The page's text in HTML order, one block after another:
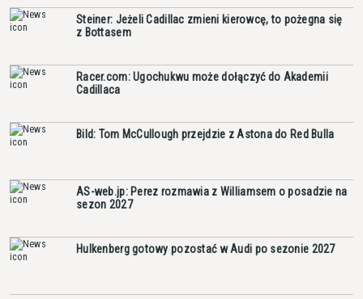
Steiner: Jeżeli Cadillac zmieni kierowcę, to pożegna się
z Bottasem
Racer.com: Ugochukwu może dołączyć do Akademii
Cadillaca
Bild: Tom McCullough przejdzie z Astona do Red Bulla
AS-web.jp: Perez rozmawia z Williamsem o posadzie na
sezon 2027
Hulkenberg gotowy pozostać w Audi po sezonie 2027